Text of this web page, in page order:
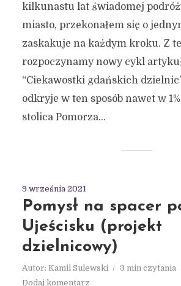
kilkunastu lat świadomej
miasto, przekonałem się o
zaskakuje na każdym kroku. Z
rozpoczynamy nowy cykl
“Ciekawostki gdańskich
odkryje w ten sposób nawet w
stolica Pomorza...
9 września 2021
Pomysł na spacer
Ujeścisku (projekt
dzielnicowy)
Autor: Kamil Sulewski
3 min czytania
Dodaj komentarz